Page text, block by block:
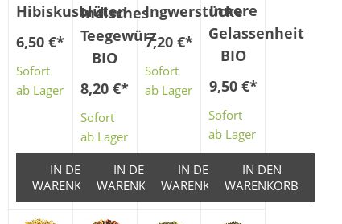
Hibiskusblüten
6,50 €*
Sofort
ab Lager
IN DEN
WARENKORB
Indisches
Teegewürz
BIO
8,20 €*
Sofort
ab Lager
IN DEN
WARENKORB
Ingwerstücke
7,20 €*
Sofort
ab Lager
IN DEN
WARENKORB
Innere
Gelassenheit
BIO
9,50 €*
Sofort
ab Lager
IN DEN
WARENKORB